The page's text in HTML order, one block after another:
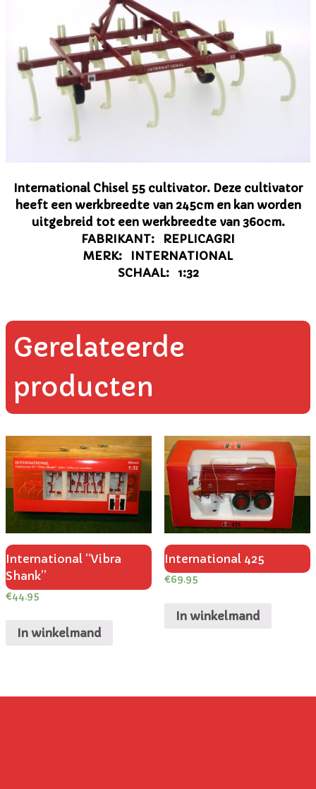
International Chisel 55 cultivator. Deze cultivator
heeft een werkbreedte van 245cm en kan worden
uitgebreid tot een werkbreedte van 360cm.
FABRIKANT: REPLICAGRI
MERK: INTERNATIONAL
SCHAAL: 1:32
Gerelateerde
producten
International “Vibra
Shank”
€44.95
In winkelmand
International 425
€69.95
In winkelmand